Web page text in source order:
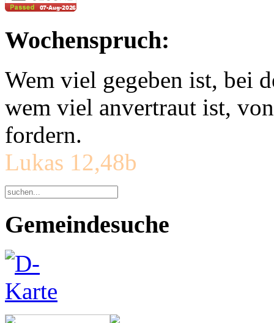
Wochenspruch:
Wem viel gegeben ist, bei
wem viel anvertraut ist,
fordern.
Lukas 12,48b
Gemeindesuche